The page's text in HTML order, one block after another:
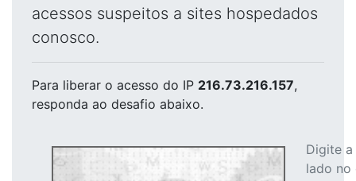
acessos suspeitos a sites hospedados
conosco.
Para liberar o acesso do IP 216.73.216.157,
responda ao desafio abaixo.
Digite
lado no